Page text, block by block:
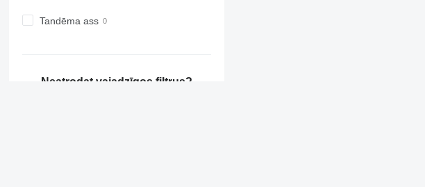
Tandēma ass
Neatrodat vajadzīgos filtrus?